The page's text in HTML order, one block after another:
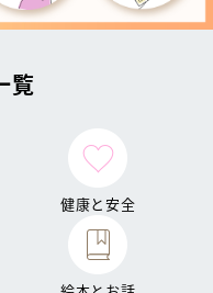
覧
健康と安全